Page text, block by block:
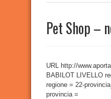
Pet Shop –
URL http://
BABILOT LIVELLO
regione = 22-
provincia =